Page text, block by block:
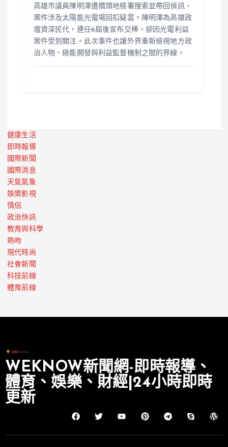
高雄市議員陳明澤遭橋頭地檢署搜索並帶回偵訊，
案件涉及太陽能光電場回扣疑雲。陳明澤為高雄政
壇資深民代，連任6屆後宣布交棒，卻因光電利益
案件受到關注。此次事件也讓外界重新檢視地方政
治人物、綠能開發與利益監督機制之間的界線。
健康生活
即時報導
國際新聞
國際消息
天氣氣象
娛樂影視
情侶
政治快訊
教育與科學
熱吻
現代時尚
社會新聞
科技前線
體育前線
WEKNOW新聞網-即時報導、
體育、娛樂、財經|24小時即時
更新